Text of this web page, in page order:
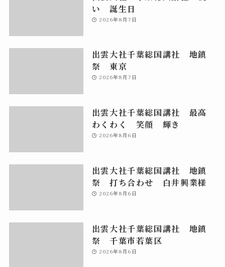
い 誕生日
2026年8月7日
出雲大社千葉総国講社 地鎮
祭 東京
2026年8月7日
出雲大社千葉総国講社 最高
わくわく 笑顔 輝き
2026年8月6日
出雲大社千葉総国講社 地鎮
祭 打ち合わせ 白井興業様
2026年8月6日
出雲大社千葉総国講社 地鎮
祭 千葉市若葉区
2026年8月6日